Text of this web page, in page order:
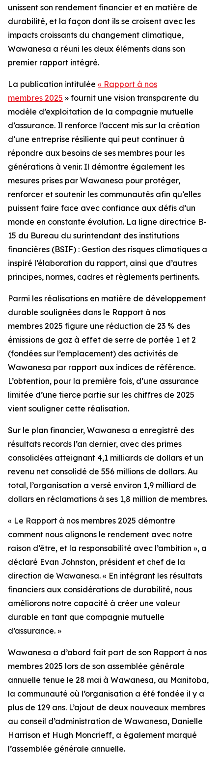
unissent son rendement financier et en matière de
durabilité, et la façon dont ils se croisent avec les
impacts croissants du changement climatique,
Wawanesa a réuni les deux éléments dans son
premier rapport intégré.
La publication intitulée « Rapport à nos
membres 2025 » fournit une vision transparente du
modèle d’exploitation de la compagnie mutuelle
d’assurance. Il renforce l’accent mis sur la création
d’une entreprise résiliente qui peut continuer à
répondre aux besoins de ses membres pour les
générations à venir. Il démontre également les
mesures prises par Wawanesa pour protéger,
renforcer et soutenir les communautés afin qu’elles
puissent faire face avec confiance aux défis d’un
monde en constante évolution. La ligne directrice B-
15 du Bureau du surintendant des institutions
financières (BSIF) : Gestion des risques climatiques a
inspiré l’élaboration du rapport, ainsi que d’autres
principes, normes, cadres et règlements pertinents.
Parmi les réalisations en matière de développement
durable soulignées dans le Rapport à nos
membres 2025 figure une réduction de 23 % des
émissions de gaz à effet de serre de portée 1 et 2
(fondées sur l’emplacement) des activités de
Wawanesa par rapport aux indices de référence.
L’obtention, pour la première fois, d’une assurance
limitée d’une tierce partie sur les chiffres de 2025
vient souligner cette réalisation.
Sur le plan financier, Wawanesa a enregistré des
résultats records l’an dernier, avec des primes
consolidées atteignant 4,1 milliards de dollars et un
revenu net consolidé de 556 millions de dollars. Au
total, l’organisation a versé environ 1,9 milliard de
dollars en réclamations à ses 1,8 million de membres.
« Le Rapport à nos membres 2025 démontre
comment nous alignons le rendement avec notre
raison d’être, et la responsabilité avec l’ambition », a
déclaré Evan Johnston, président et chef de la
direction de Wawanesa. « En intégrant les résultats
financiers aux considérations de durabilité, nous
améliorons notre capacité à créer une valeur
durable en tant que compagnie mutuelle
d’assurance. »
Wawanesa a d’abord fait part de son Rapport à nos
membres 2025 lors de son assemblée générale
annuelle tenue le 28 mai à Wawanesa, au Manitoba,
la communauté où l’organisation a été fondée il y a
plus de 129 ans. L’ajout de deux nouveaux membres
au conseil d’administration de Wawanesa, Danielle
Harrison et Hugh Moncrieff, a également marqué
l’assemblée générale annuelle.